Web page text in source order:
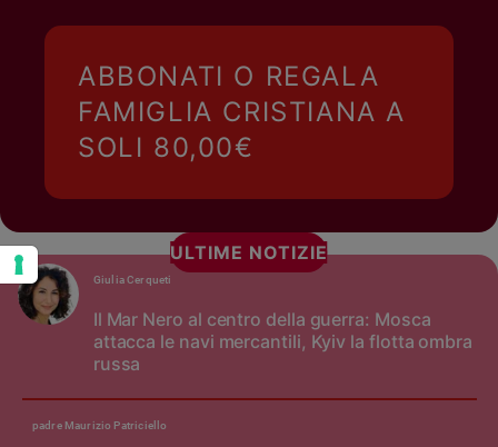
ABBONATI O REGALA
FAMIGLIA CRISTIANA A
SOLI 80,00€
ULTIME NOTIZIE
Il Mar Nero al centro della guerra: Mosca
attacca le navi mercantili, Kyiv la flotta ombra
russa
Giulia Cerqueti
padre Maurizio Patriciello